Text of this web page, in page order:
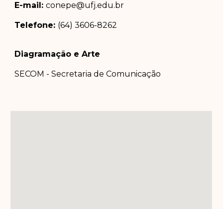
E-mail:conepe@ufj.edu.br
Telefone: (64) 3606-8262
Diagramação e Arte
SECOM - Secretaria de Comunicação